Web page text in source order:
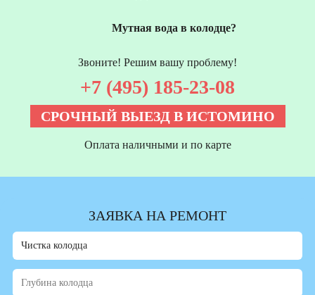
Мутная вода в колодце?
Звоните! Решим вашу проблему!
+7 (495) 185-23-08
СРОЧНЫЙ ВЫЕЗД В ИСТОМИНО
Оплата наличными и по карте
ЗАЯВКА НА РЕМОНТ